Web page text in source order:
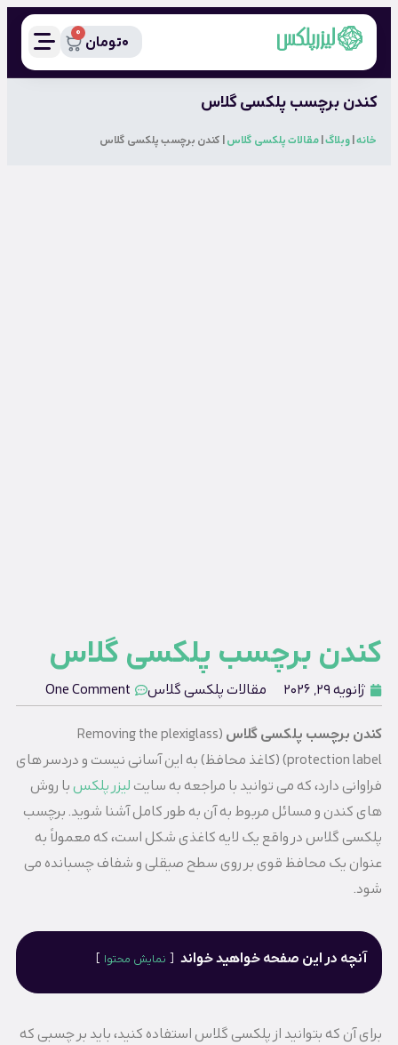
0تومان
0
کندن برچسب پلکسی گلاس
خانه وبلاگ مقالات پلکسی گلاس کندن برچسب پلکسی گلاس
کندن برچسب پلکسی گلاس
ژانویه 29, 2026 مقالات پلکسی گلاس One Comment
کندن برچسب پلکسی گلاس (Removing the plexiglass
protection label) (کاغذ محافظ) به این آسانی نیست و دردسر های
فراوانی دارد، که می توانید با مراجعه به سایت لیزر پلکسبا روش
های کندن و مسائل مربوط به آن به طور کامل آشنا شوید. برچسب
پلکسی گلاس در واقع یک لایه کاغذی شکل است، که معمولاً به
عنوان یک محافظ قوی بر روی سطح صیقلی و شفاف چسبانده می
شود.
آنچه در این صفحه خواهید خواند نمایش محتوا
برای آن که بتوانید از پلکسی گلاس استفاده کنید، باید بر چسبی که